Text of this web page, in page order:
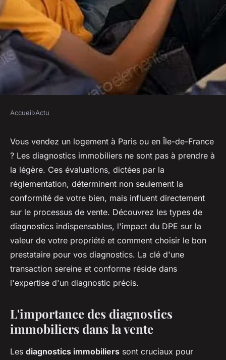
Diagnostic immobilier paris et
Île-de-france : son
importance pendant la vente
d'un logement
Sarah• 8 avril 2024 •3 min de lecture
Accueil›Actu
Vous vendez un logement à Paris ou en Île-de-France
? Les diagnostics immobiliers ne sont pas à prendre à
la légère. Ces évaluations, dictées par la
réglementation, déterminent non seulement la
conformité de votre bien, mais influent directement
sur le processus de vente. Découvrez les types de
diagnostics indispensables, l'impact du DPE sur la
valeur de votre propriété et comment choisir le bon
prestataire pour vos diagnostics. La clé d'une
transaction sereine et conforme réside dans
l'expertise d'un diagnostic précis.
L'importance des diagnostics
immobiliers dans la vente
Les diagnostics immobiliers sont cruciaux pour